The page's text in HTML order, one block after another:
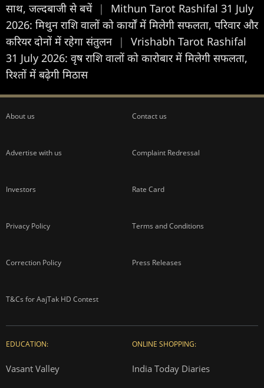
साथ, जल्दबाजी से बचें |
Mithun Tarot Rashifal 31 July
2026: मिथुन राशि वालों को कार्यों में मिलेगी सफलता, परिवार और
करियर दोनों में रहेगा संतुलन |
Vrishabh Tarot Rashifal
31 July 2026: वृष राशि वालों को कारोबार में मिलेगी सफलता,
रिश्तों में बढ़ेगी मिठास
About us Contact us
Advertise with us Complaint Redressal
Investors Rate Card
Privacy Policy Terms and Conditions
Correction Policy Press Releases
T&Cs for AajTak HD Contest
EDUCATION:
Vasant Valley
ONLINE SHOPPING:
India Today Diaries